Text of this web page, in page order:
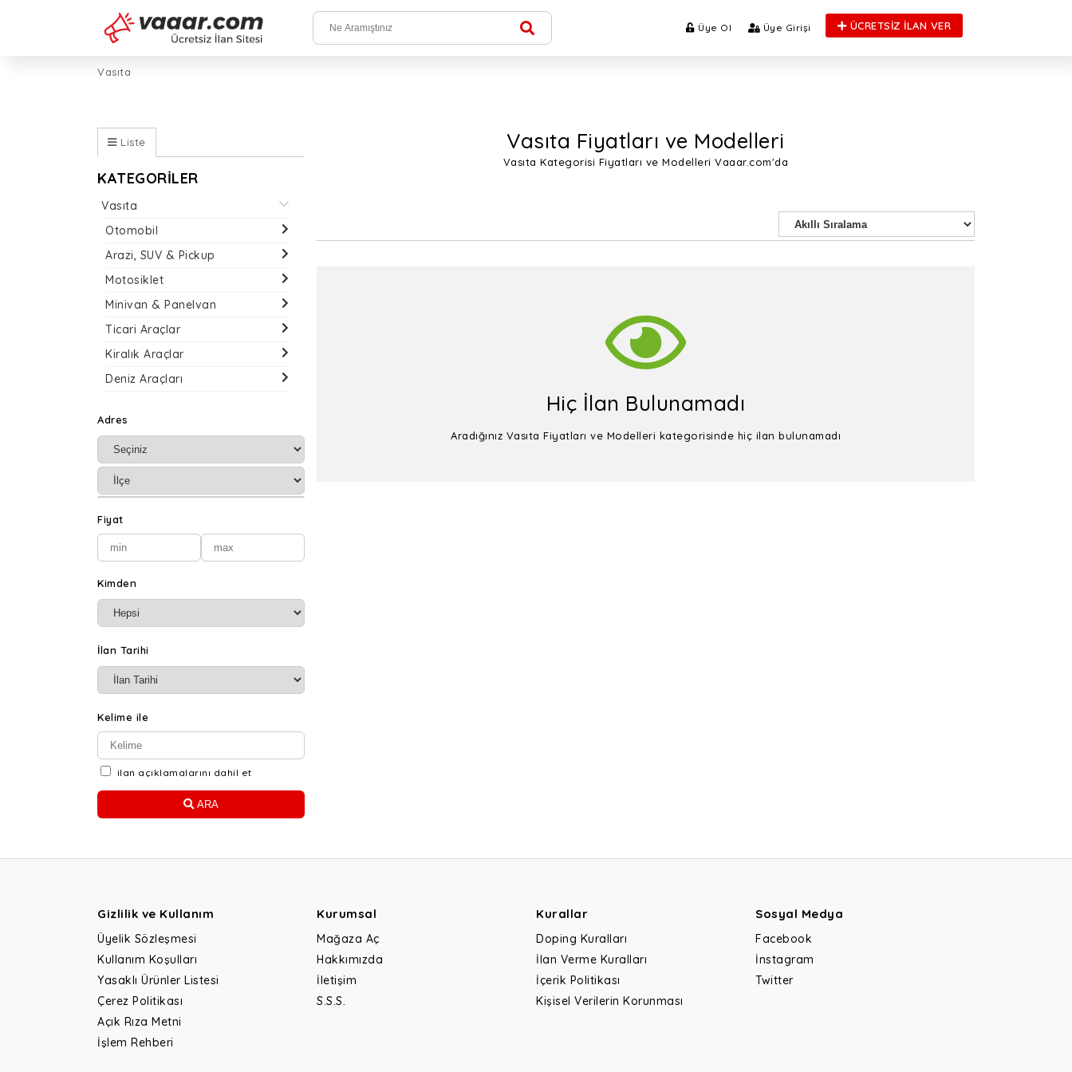
ÜCRETSİZ İLAN VER
Üye Ol Üye Girişi
Vasıta
Liste
KATEGORİLER
Vasıta
Otomobil
Arazi, SUV & Pickup
Motosiklet
Minivan & Panelvan
Ticari Araçlar
Kiralık Araçlar
Deniz Araçları
Klasik Araçlar
Elektrikli Araçlar
Modifiye Araçlar
Hava Araçları
ATV
UTV
Karavan
Engelli Plakalı Araçlar
Adres
Fiyat
Kimden
İlan Tarihi
Kelime ile
ilan açıklamalarını dahil et
ARA
Vasıta Fiyatları ve Modelleri
Vasıta Kategorisi Fiyatları ve Modelleri Vaaar.com'da
Hiç İlan Bulunamadı
Aradığınız Vasıta Fiyatları ve Modelleri kategorisinde hiç ilan bulunamadı
Gizlilik ve Kullanım
Üyelik Sözleşmesi
Kullanım Koşulları
Yasaklı Ürünler Listesi
Çerez Politikası
Açık Rıza Metni
İşlem Rehberi
Kurumsal
Mağaza Aç
Hakkımızda
İletişim
S.S.S.
Kurallar
Doping Kuralları
İlan Verme Kuralları
İçerik Politikası
Kişisel Verilerin Korunması
Sosyal Medya
Facebook
İnstagram
Twitter